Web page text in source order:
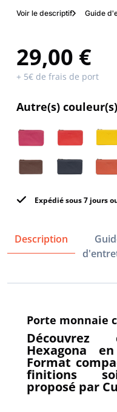
Voir le descriptif Guide
29,00 €
+ 5€ de frais de port
Autre(s) couleur(s)
Expédié sous 7 jours
Description
Porte monnaie
Découvrez
Hexagona
Format
finitions
proposé par